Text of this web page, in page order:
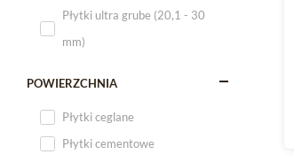
Płytki małe
Płytki ultra grube (20,1 - 30
mm)
POWIERZCHNIA
Płytki ceglane
Płytki cementowe